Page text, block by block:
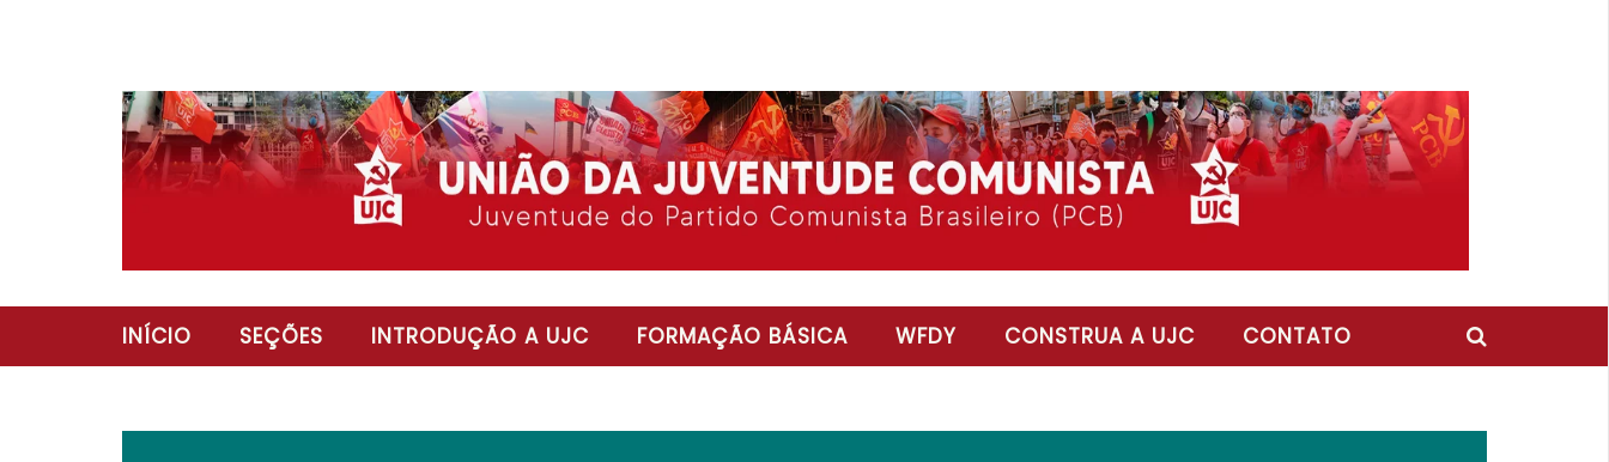
INÍCIO SEÇÕES INTRODUÇÃO A UJC FORMAÇÃO BÁSICA WFDY CONSTRUA A UJC CONTATO